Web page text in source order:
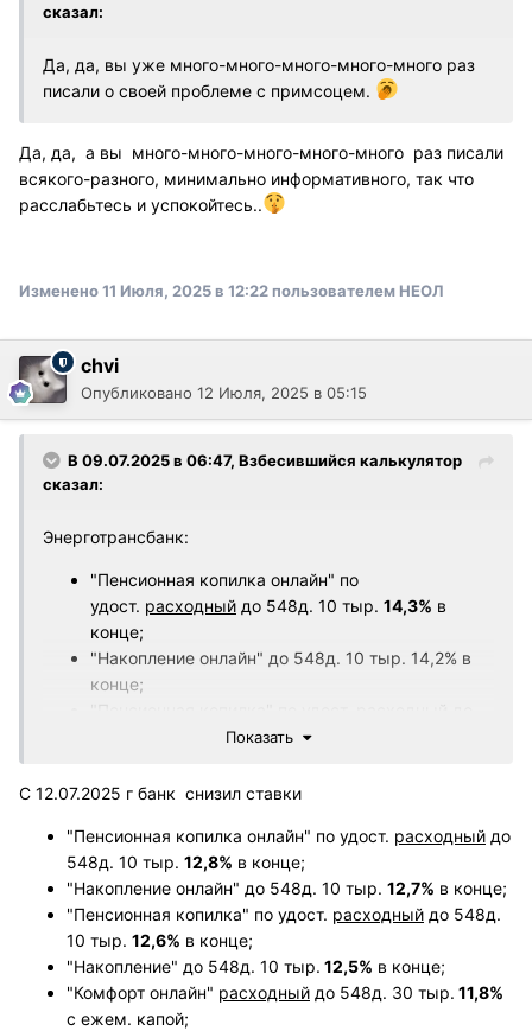
сказал:
Да, да, вы уже много-много-много-много-много раз
писали о своей проблеме с примсоцем.
Да, да, а вы много-много-много-много-много раз писали
всякого-разного, минимально информативного, так что
расслабьтесь и успокойтесь..
Изменено11 Июля, 2025 в 12:22пользователем НЕОЛ
chvi
Опубликовано 12 Июля, 2025 в 05:15
В 09.07.2025 в 06:47, Взбесившийся калькулятор
сказал:
Энерготрансбанк:
"Пенсионная копилка онлайн" по
удост. расходный до 548д. 10 тыр. 14,3% в
конце;
"Накопление онлайн" до 548д. 10 тыр. 14,2% в
конце;
548д. 10 тыр. 14,1% в конце;
"Комфорт онлайн" расходный
"Пенсионный" по удост. до 548д. 10 тыр. 13,1% с
ежем. выплатой или капой;
"Комфорт" расходный до 548д. 30 тыр. 13,1% с
ежем. капой;
Показать
С 12.07.2025 г банк снизил ставки
"Пенсионная копилка онлайн" по удост. расходный до
548д. 10 тыр. 12,8% в конце;
"Накопление онлайн" до 548д. 10 тыр. 12,7% в конце;
"Пенсионная копилка" по удост. расходный до 548д.
10 тыр. 12,6% в конце;
"Накопление" до 548д. 10 тыр. 12,5% в конце;
"Комфорт онлайн" расходный до 548д. 30 тыр. 11,8%
с ежем. капой;